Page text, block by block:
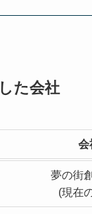
た会社
会
夢の街
(現在